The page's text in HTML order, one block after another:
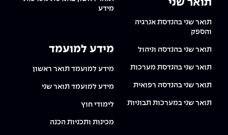
תואר שני
תואר שני בהנדסת אנרגיה
והספק
תואר שני בהנדסה וניהול
תואר שני בהנדסת מערכות
תואר שני בהנדסה רפואית
תואר שני במערכות תבוניות
מידע
מידע למועמד
מידע למועמד תואר ראשון
מידע למועמד תואר שני
לימודי חוץ
מכינות ותכניות הכנה